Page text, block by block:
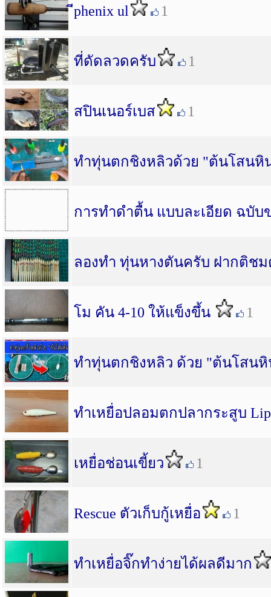
ีphenix ul 1
ที่ดัดลวดครับ 1
สปินเนอร์เบส 1
ทำทุ่นตกชิงหลิวด้วย "ต้นโสนหิน
การทำดำตื้น แบบละเอียด ฉบับ
ลองทำ ทุ่นหางตันครับ ฝากติช
โม คัน 4-10 ให้แข็งขึ้น 1
ทำทุ่นตกชิงหลิว ด้วย "ต้นโสน
ทำเหยื่อปลอมตกปลากระสูบ
เหยื่อช่อนเขี้ยว 1
Rescue ตัวเก็บกู้เหยื่อ 1
ทำเหยื่อจิ๊กทำง่ายได้ผลดีมาก